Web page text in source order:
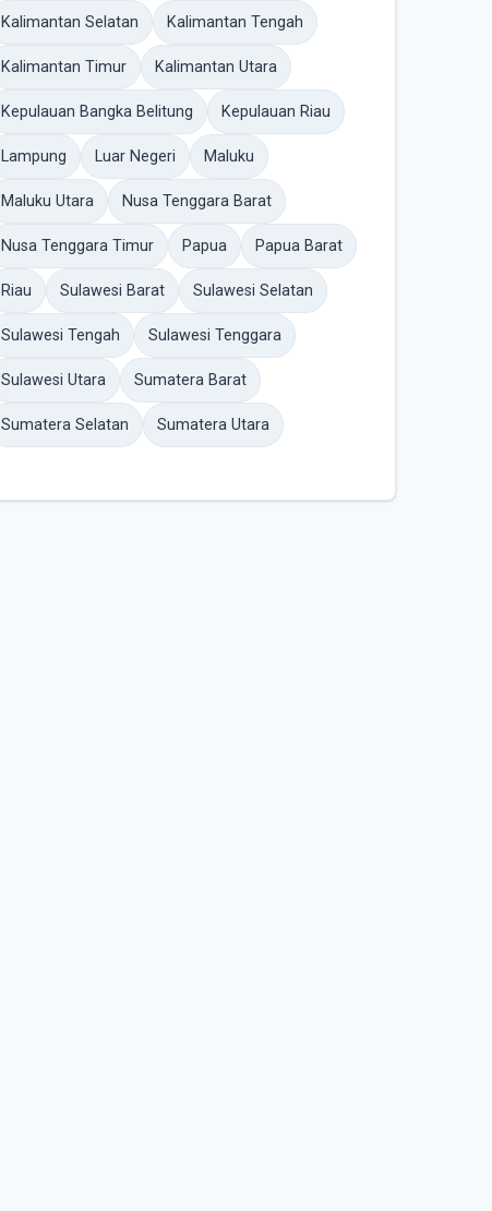
Kalimantan Selatan Kalimantan Tengah
Kalimantan Timur Kalimantan Utara
Kepulauan Bangka Belitung Kepulauan Riau
Lampung Luar Negeri Maluku
Maluku Utara Nusa Tenggara Barat
Nusa Tenggara Timur Papua Papua Barat
Riau Sulawesi Barat Sulawesi Selatan
Sulawesi Tengah Sulawesi Tenggara
Sulawesi Utara Sumatera Barat
Sumatera Selatan Sumatera Utara